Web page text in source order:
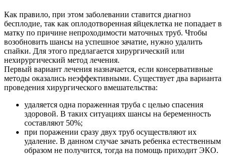
Как правило, при этом заболевании ставится диагноз
бесплодие, так как оплодотворенная яйцеклетка не попадает в
матку по причине непроходимости маточных труб. Чтобы
возобновить шансы на успешное зачатие, нужно удалить
спайки. Для этого предлагается хирургический или
нехирургический метод лечения.
Первый вариант лечения назначается, если консервативные
методы оказались неэффективными. Существует два варианта
проведения хирургического вмешательства:
удаляется одна пораженная труба с целью спасения
здоровой. В таких ситуациях шансы на беременность
составляют 50%;
при поражении сразу двух труб осуществляют их
удаление. В данном случае зачать ребенка естественным
образом не получится, тогда на помощь приходит ЭКО.